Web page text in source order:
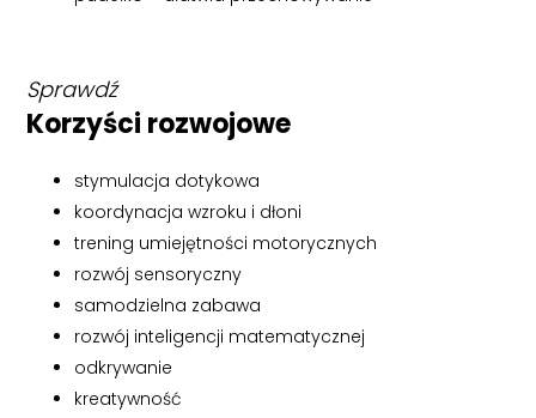
Sprawdź
Korzyści rozwojowe
stymulacja dotykowa
koordynacja wzroku i dłoni
trening umiejętności motorycznych
rozwój sensoryczny
samodzielna zabawa
rozwój inteligencji matematycznej
odkrywanie
kreatywność